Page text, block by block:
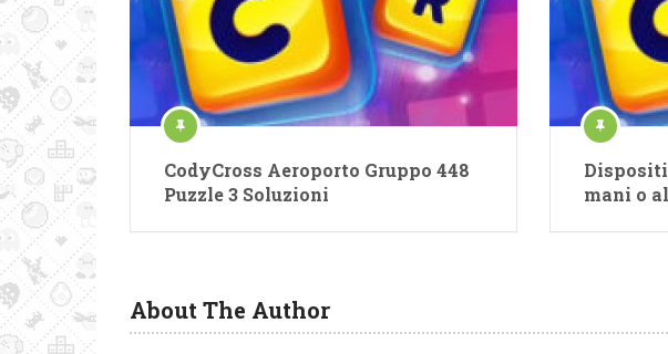
CodyCross Aeroporto Gruppo 448
Puzzle 3 Soluzioni
mani o
About The Author